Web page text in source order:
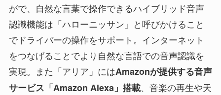
がで、自然な言葉で操作できるハイブリッド音声
認識機能は「ハローニッサン」と呼びかけること
でドライバーの操作をサポート。インターネット
をつなげることでより自然な言語での音声認識を
実現。また「アリア」にはAmazonが提供する音声
サービス「Amazon Alexa」搭載、音楽の再生や天